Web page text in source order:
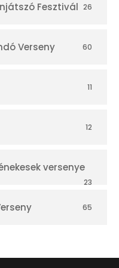
Fesztivál 26
Verseny 60
11
12
versenye
23
65